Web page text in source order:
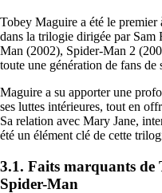
Tobey Maguire a été le
dans la trilogie dirigée par Sam
Man (2002), Spider-Man 2
toute une génération de fans de
Maguire a su apporter une
ses luttes intérieures, tout en
Sa relation avec Mary Jane,
été un élément clé de cette
3.1. Faits marquants de
Spider-Man